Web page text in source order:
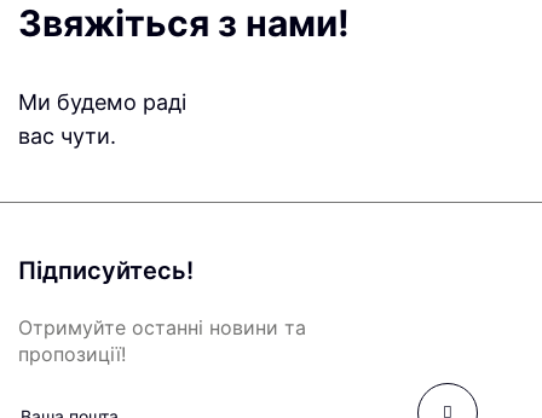
Звяжіться з нами!
Ми будемо раді
вас чути.
Підписуйтесь!
Отримуйте останні новини та
пропозиції!